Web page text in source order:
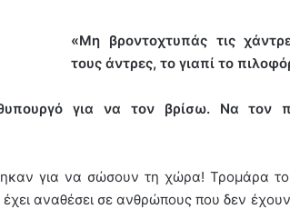
«Μη βροντοχτυπάς τις
τους άντρες, το γιαπί το
για να τον βρίσω. Να τον
για να σώσουν τη χώρα! Τρομάρα
αναθέσει σε ανθρώπους που δεν